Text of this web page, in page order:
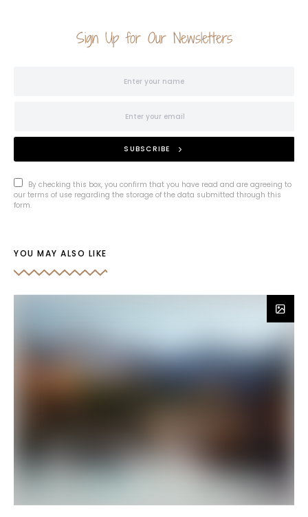
Sign Up for Our Newsletters
SUBSCRIBE
By checking this box, you confirm that you have read and are agreeing to
our terms of use regarding the storage of the data submitted through this
form.
YOU MAY ALSO LIKE